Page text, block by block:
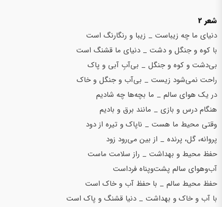
شعر 2
دنیای ما چه زیباست _ زیبا و رنگارنگ است
با کوه و جنگل و دشت _ دنیای ما قشنگ است
بی‌‌دشت و کوه و جنگل _ بی‌‌آبِ آبی و پاک
راحت نمی‌شود زیست _ بی‌آب و جنگل و خاک
در یک هوای سالم _ ما بچه‌ها چه شادیم
هنگام درس و بازی _ مانند برق و بادیم
وقتی محیط ما هست _ ناپاک و تیره از دود
پروانه، گل، پرنده _ از بین می‌رود زود
حفظ محیط و بهداشت _ راز سلامت ماست
آب‌و‌هوای سالم پشت‌و‌پناه فرداست
حفظ محیط سالم _ با حفظ آب و خاک است
با آب و خاک و بهداشت _ دنیا قشنگ و پاک است